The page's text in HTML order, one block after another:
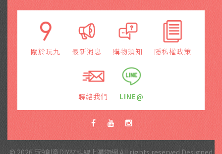
關於玩九 最新消息 購物須知 隱私權政策
聯絡我們 LINE@
© 2026 玩9創意DIY材料線上購物網 All rights reserved.Designed